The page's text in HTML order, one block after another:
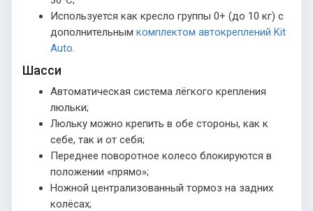
Используется как кресло группы 0+ (до 10 кг) с
дополнительным комплектом автокреплений Kit
Auto.
Шасси
Автоматическая система лёгкого крепления
люльки;
Люльку можно крепить в обе стороны, как к
себе, так и от себя;
Переднее поворотное колесо блокируются в
положении «прямо»;
Ножной централизованный тормоз на задних
колёсах;